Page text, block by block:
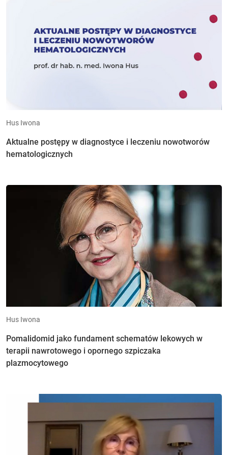
Hus Iwona
Aktualne postępy w diagnostyce i leczeniu nowotworów
hematologicznych
Hus Iwona
Pomalidomid jako fundament schematów lekowych w
terapii nawrotowego i opornego szpiczaka
plazmocytowego